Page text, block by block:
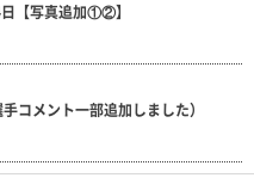
【写真追加①②】
コメント一部追加しました）